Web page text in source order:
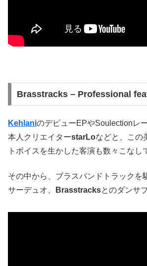
Brasstracks – Professional
KehlaniのデビューEPやSoulectionレ
本人クリエイターstarLoなどと、この
トボイスを生かした客演も数々こなし
その中から、ブラスバンドトラックを
サーデュオ、
Brasstracksとのダンサ